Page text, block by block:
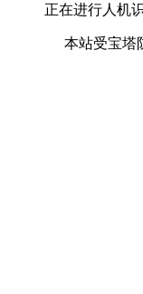
正在进行人机
本站受宝塔